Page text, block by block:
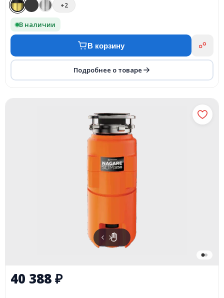
+2
В наличии
В корзину
Подробнее о товаре
40 388₽